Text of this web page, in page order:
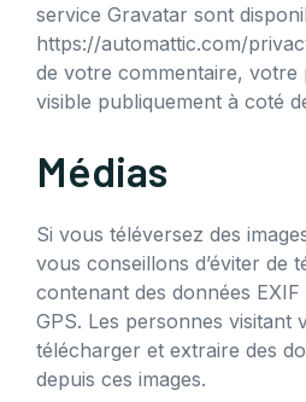
service Gravatar sont
https://automattic.com/
de votre commentaire,
visible publiquement à coté
Médias
Si vous téléversez des
vous conseillons d’éviter de
contenant des données
GPS. Les personnes visitant
télécharger et extraire des
depuis ces images.